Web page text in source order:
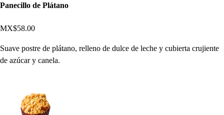
Panecillo de Plátano
MX$58.00
Suave postre de plátano, relleno de dulce de leche y cubierta crujiente
de azúcar y canela.